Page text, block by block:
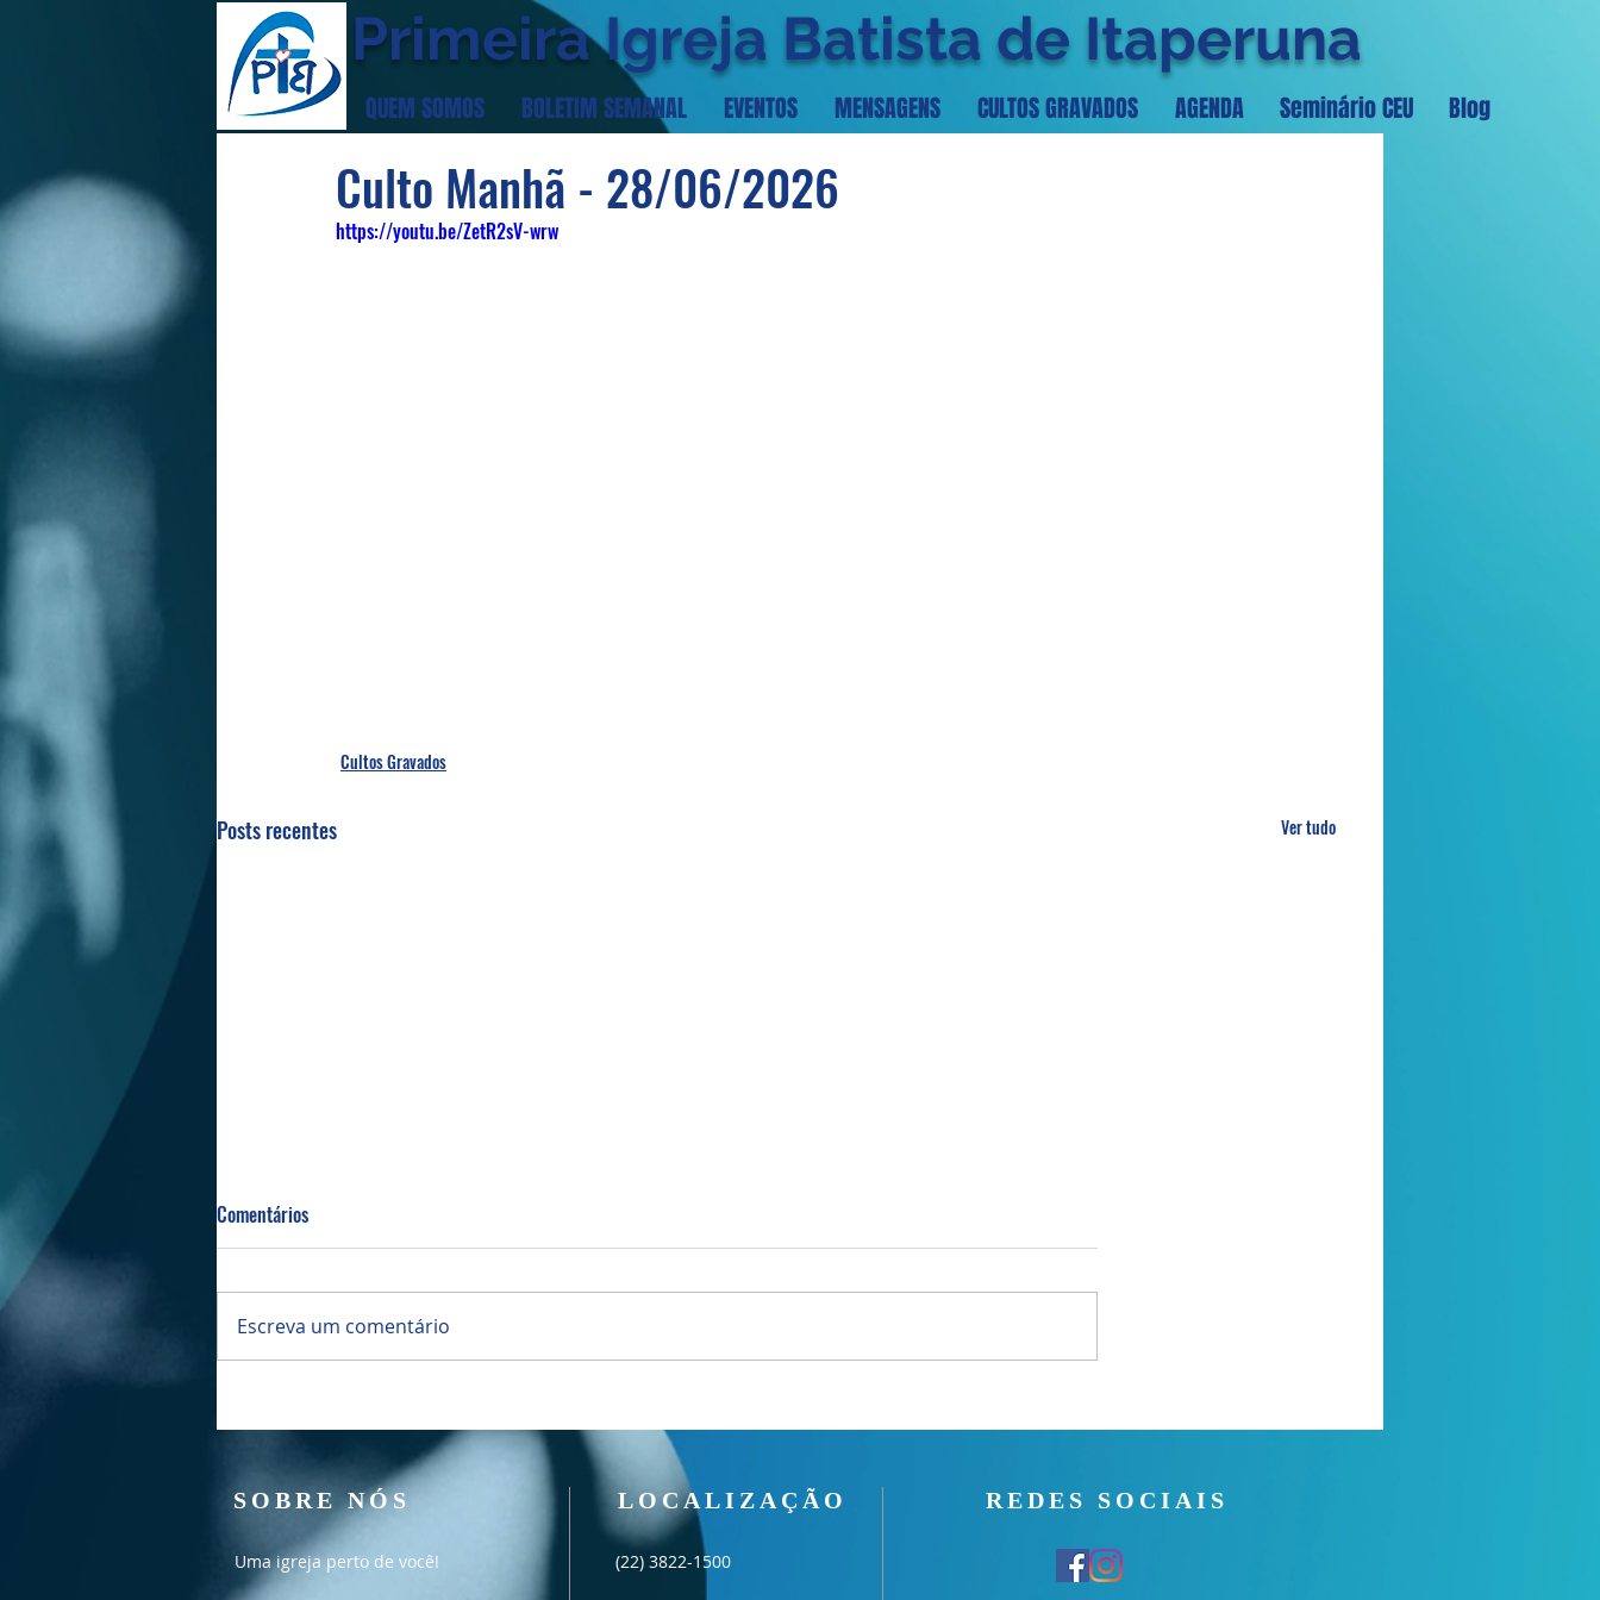
QUEM SOMOS BOLETIM SEMANAL EVENTOS MENSAGENS CULTOS GRAVADOS AGENDA Seminário CEU Blog
Primeira Igreja Batista de Itaperuna
Culto Manhã - 28/06/2026
https://youtu.be/ZetR2sV-wrw
Cultos Gravados
Posts recentes Ver tudo
Culto Manhã - 02/08/2026 Culto Noite - 02/08/2026 Culto Noite - 26/07/2026
Comentários
Escreva um comentário
SOBRE NÓS
Uma igreja perto de você!
LOCALIZAÇÃO
(22) 3822-1500
REDES SOCIAIS